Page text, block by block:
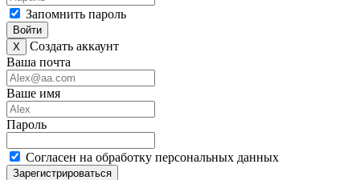
Запомнить пароль
Войти
X
Создать аккаунт
Ваша почта
Ваше имя
Пароль
Согласен на обработку персональных данных
Зарегистрироваться